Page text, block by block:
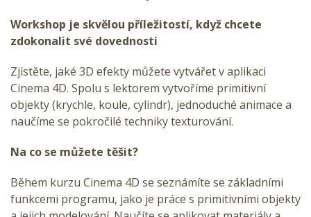
Workshop je skvělou příležitostí, když chcete
zdokonalit své dovednosti
Zjistěte, jaké 3D efekty můžete vytvářet v aplikaci
Cinema 4D. Spolu s lektorem vytvoříme primitivní
objekty (krychle, koule, cylindr), jednoduché animace a
naučíme se pokročilé techniky texturování.
Na co se můžete těšit?
Během kurzu Cinema 4D se seznámíte se základními
funkcemi programu, jako je práce s primitivními objekty